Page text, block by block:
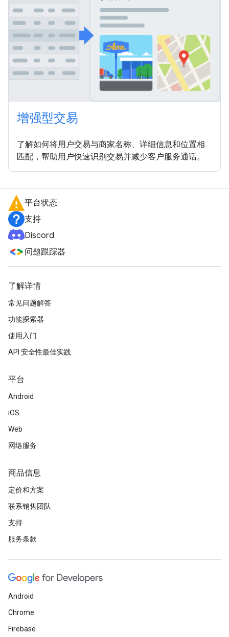
增强型交易
了解如何将用户交易与商家名称、详细信息和位置相
匹配，帮助用户快速识别交易并减少客户服务通话。
平台状态
支持
Discord
问题跟踪器
了解详情
常见问题解答
功能探索器
使用入门
API 安全性最佳实践
平台
Android
iOS
Web
网络服务
商品信息
定价和方案
联系销售团队
支持
服务条款
Android
Chrome
Firebase